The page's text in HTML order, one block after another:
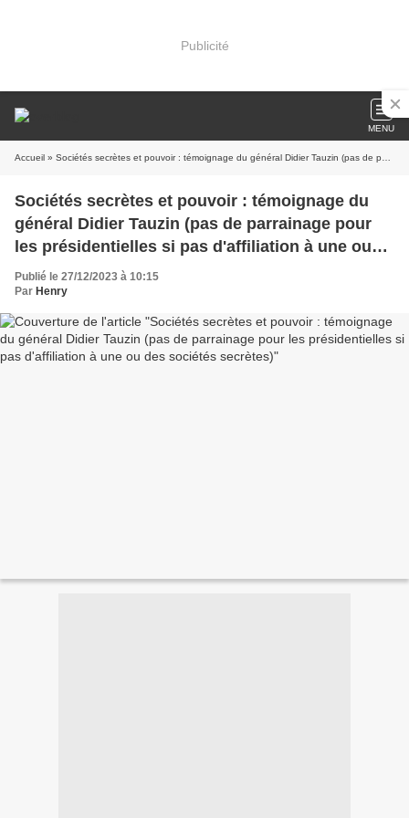
Publicité
MENU
Accueil » Sociétés secrètes et pouvoir : témoignage du général Didier Tauzin (pas de parrainage pour les présidentielles si pas d'affiliation à une ou des sociétés secrètes)
Sociétés secrètes et pouvoir : témoignage du
général Didier Tauzin (pas de parrainage pour
les présidentielles si pas d'affiliation à une ou
des sociétés secrètes)
Publié le 27/12/2023 à 10:15
Par Henry